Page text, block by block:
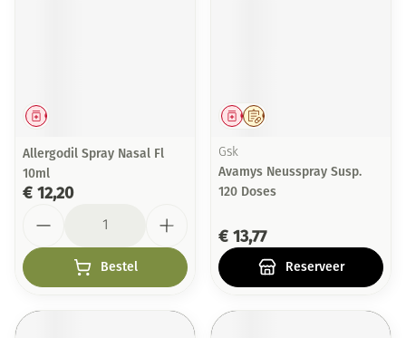
Geneesmiddel
Allergodil Spray Nasal Fl
10ml
€ 12,20
Bestel
Op voorschrift
Geneesmiddel
Gsk
Avamys Neusspray Susp.
120 Doses
€ 13,77
Reserveer